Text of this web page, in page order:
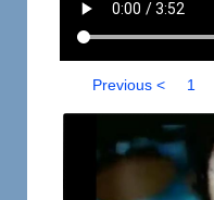
Previous < 1